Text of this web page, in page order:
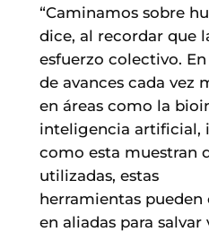
“Caminamos sobre
dice, al recordar que
esfuerzo colectivo.
de avances cada vez
en áreas como la
inteligencia artificial,
como esta muestran
utilizadas, estas
herramientas pueden
en aliadas para